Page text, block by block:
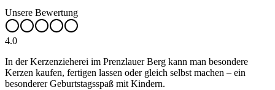
Unsere Bewertung
4.0
In der Kerzenzieherei im Prenzlauer Berg kann man besondere
Kerzen kaufen, fertigen lassen oder gleich selbst machen – ein
besonderer Geburtstagsspaß mit Kindern.